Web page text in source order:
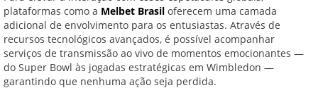
plataformas como a Melbet Brasil oferecem uma camada
adicional de envolvimento para os entusiastas. Através de
recursos tecnológicos avançados, é possível acompanhar
serviços de transmissão ao vivo de momentos emocionantes —
do Super Bowl às jogadas estratégicas em Wimbledon —
garantindo que nenhuma ação seja perdida.